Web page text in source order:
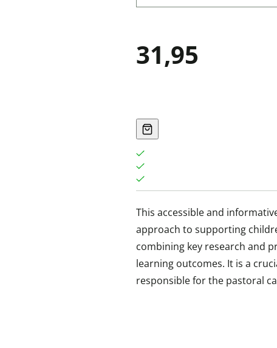
31,95
This accessible and
approach to supporting
combining key research and
learning outcomes. It is a
responsible for the pastoral